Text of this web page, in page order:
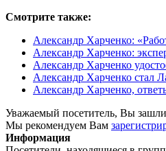
Смотрите также:
Александр Харченко:
Александр Харченко:
Александр Харченко
Александр Харченко стал
Александр Харченко,
Уважаемый посетитель, Вы зашли
Мы рекомендуем Вам
Информация